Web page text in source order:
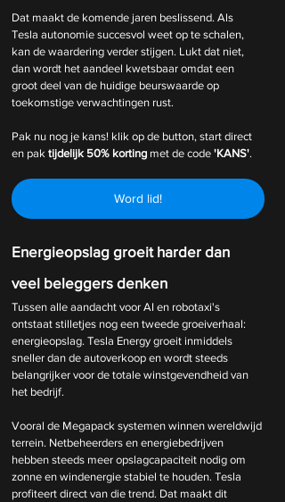
Dat maakt de komende jaren beslissend. Als
Tesla autonomie succesvol weet op te schalen,
kan de waardering verder stijgen. Lukt dat niet,
dan wordt het aandeel kwetsbaar omdat een
groot deel van de huidige beurswaarde op
toekomstige verwachtingen rust.
Pak nu nog je kans! klik op de button, start direct
en pak tijdelijk 50% korting met de code 'KANS'.
Word lid!
Energieopslag groeit harder dan
veel beleggers denken
Tussen alle aandacht voor AI en robotaxi's
ontstaat stilletjes nog een tweede groeiverhaal:
energieopslag. Tesla Energy groeit inmiddels
sneller dan de autoverkoop en wordt steeds
belangrijker voor de totale winstgevendheid van
het bedrijf.
Vooral de Megapack systemen winnen wereldwijd
terrein. Netbeheerders en energiebedrijven
hebben steeds meer opslagcapaciteit nodig om
zonne en windenergie stabiel te houden. Tesla
profiteert direct van die trend. Dat maakt dit